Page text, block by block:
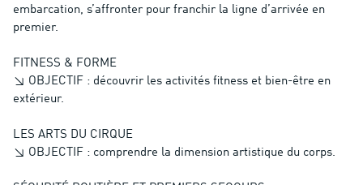
embarcation, s’affronter pour franchir la ligne d’arrivée en
premier.
FITNESS & FORME
↘ OBJECTIF : découvrir les activités fitness et bien-être en
extérieur.
LES ARTS DU CIRQUE
↘ OBJECTIF : comprendre la dimension artistique du corps.